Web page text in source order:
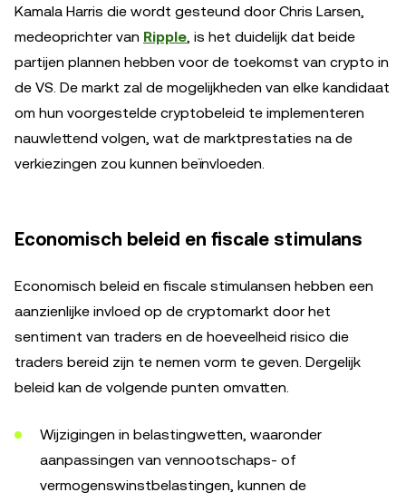
Kamala Harris die wordt gesteund door Chris Larsen,
medeoprichter van Ripple, is het duidelijk dat beide
partijen plannen hebben voor de toekomst van crypto in
de VS. De markt zal de mogelijkheden van elke kandidaat
om hun voorgestelde cryptobeleid te implementeren
nauwlettend volgen, wat de marktprestaties na de
verkiezingen zou kunnen beïnvloeden.
Economisch beleid en fiscale stimulans
Economisch beleid en fiscale stimulansen hebben een
aanzienlijke invloed op de cryptomarkt door het
sentiment van traders en de hoeveelheid risico die
traders bereid zijn te nemen vorm te geven. Dergelijk
beleid kan de volgende punten omvatten.
Wijzigingen in belastingwetten, waaronder
aanpassingen van vennootschaps- of
vermogenswinstbelastingen, kunnen de